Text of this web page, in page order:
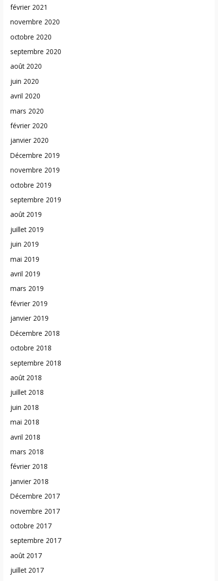
février 2021
novembre 2020
octobre 2020
septembre 2020
août 2020
juin 2020
avril 2020
mars 2020
février 2020
janvier 2020
Décembre 2019
novembre 2019
octobre 2019
septembre 2019
août 2019
juillet 2019
juin 2019
mai 2019
avril 2019
mars 2019
février 2019
janvier 2019
Décembre 2018
octobre 2018
septembre 2018
août 2018
juillet 2018
juin 2018
mai 2018
avril 2018
mars 2018
février 2018
janvier 2018
Décembre 2017
novembre 2017
octobre 2017
septembre 2017
août 2017
juillet 2017